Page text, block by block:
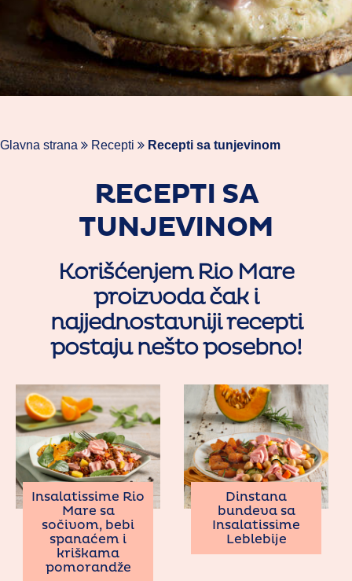
Glavna strana Recepti Recepti sa tunjevinom
RECEPTI SA
TUNJEVINOM
Korišćenjem Rio Mare
proizvoda čak i
najjednostavniji recepti
postaju nešto posebno!
Insalatissime Rio
Mare sa
sočivom, bebi
spanaćem i
kriškama
pomorandže
Dinstana
bundeva sa
Insalatissime
Leblebije